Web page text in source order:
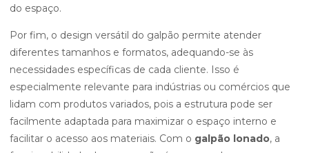
do espaço.
Por fim, o design versátil do galpão permite atender
diferentes tamanhos e formatos, adequando-se às
necessidades específicas de cada cliente. Isso é
especialmente relevante para indústrias ou comércios que
lidam com produtos variados, pois a estrutura pode ser
facilmente adaptada para maximizar o espaço interno e
facilitar o acesso aos materiais. Com o galpão lonado, a